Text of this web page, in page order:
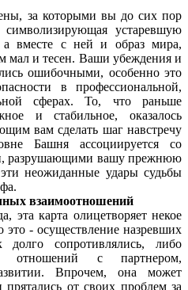
за которыми вы до сих пор
устаревшую
а вместе с ней и образ мира,
мал и тесен. Ваши убеждения и
ошибочными, особенно это
в профессиональной,
сферах. То, что раньше
и стабильное, оказалось
вам сделать шаг навстречу
Башня ассоциируется со
разрушающими вашу прежнюю
неожиданные удары судьбы
взаимоотношений
эта карта олицетворяет некое
это - осуществление назревших
сопротивлялись, либо
отношений с партнером,
Впрочем, она может
от своих проблем за